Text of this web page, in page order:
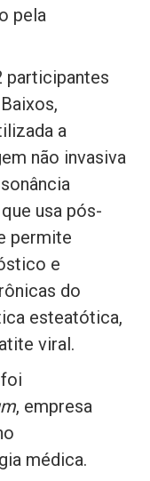
pela
participantes
a
não invasiva
usa pós-
permite
e
do
esteatótica,
viral.
foi
, empresa
médica.